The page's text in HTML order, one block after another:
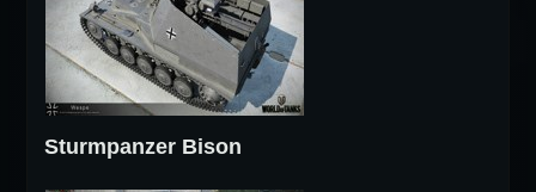
Sturmpanzer Bison